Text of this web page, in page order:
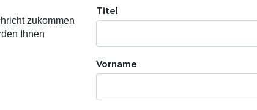
zukommen
Ihnen
Titel
Vorname